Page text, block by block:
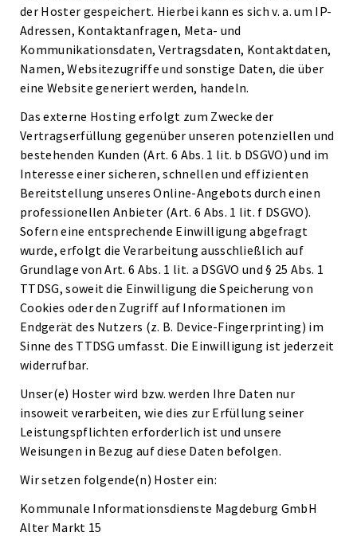
der Hoster gespeichert. Hierbei kann es sich v. a. um IP-
Adressen, Kontaktanfragen, Meta- und
Kommunikationsdaten, Vertragsdaten, Kontaktdaten,
Namen, Websitezugriffe und sonstige Daten, die über
eine Website generiert werden, handeln.
Das externe Hosting erfolgt zum Zwecke der
Vertragserfüllung gegenüber unseren potenziellen und
bestehenden Kunden (Art. 6 Abs. 1 lit. b DSGVO) und im
Interesse einer sicheren, schnellen und effizienten
Bereitstellung unseres Online-Angebots durch einen
professionellen Anbieter (Art. 6 Abs. 1 lit. f DSGVO).
Sofern eine entsprechende Einwilligung abgefragt
wurde, erfolgt die Verarbeitung ausschließlich auf
Grundlage von Art. 6 Abs. 1 lit. a DSGVO und § 25 Abs. 1
TTDSG, soweit die Einwilligung die Speicherung von
Cookies oder den Zugriff auf Informationen im
Endgerät des Nutzers (z. B. Device-Fingerprinting) im
Sinne des TTDSG umfasst. Die Einwilligung ist jederzeit
widerrufbar.
Unser(e) Hoster wird bzw. werden Ihre Daten nur
insoweit verarbeiten, wie dies zur Erfüllung seiner
Leistungspflichten erforderlich ist und unsere
Weisungen in Bezug auf diese Daten befolgen.
Wir setzen folgende(n) Hoster ein:
Kommunale Informationsdienste Magdeburg GmbH
Alter Markt 15